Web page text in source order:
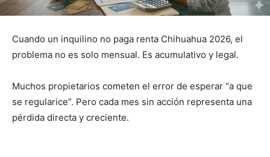
Cuando un inquilino no paga renta Chihuahua 2026, el
problema no es solo mensual. Es acumulativo y legal.
Muchos propietarios cometen el error de esperar “a que
se regularice”. Pero cada mes sin acción representa una
pérdida directa y creciente.